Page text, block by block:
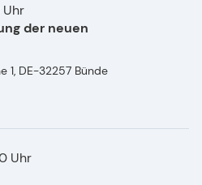
Uhr
der neuen
1, DE-32257 Bünde
Uhr